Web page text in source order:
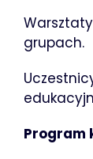
grupach.
Program